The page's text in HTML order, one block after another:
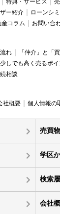
特典・サービス
ー紹介
ローンシ
産コラム お問い合
れ
「仲介」と「
少しでも高く売るポイ
相談
社概要 個人情報の
売買
学区
検索
会社